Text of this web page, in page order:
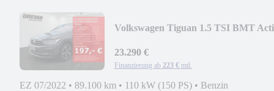
Volkswagen Tiguan 1.5 TSI BMT
23.290 €
Finanzierung ab 223 € mtl.
EZ 07/2022 • 89.100 km • 110 kW (150 PS) • Benzin